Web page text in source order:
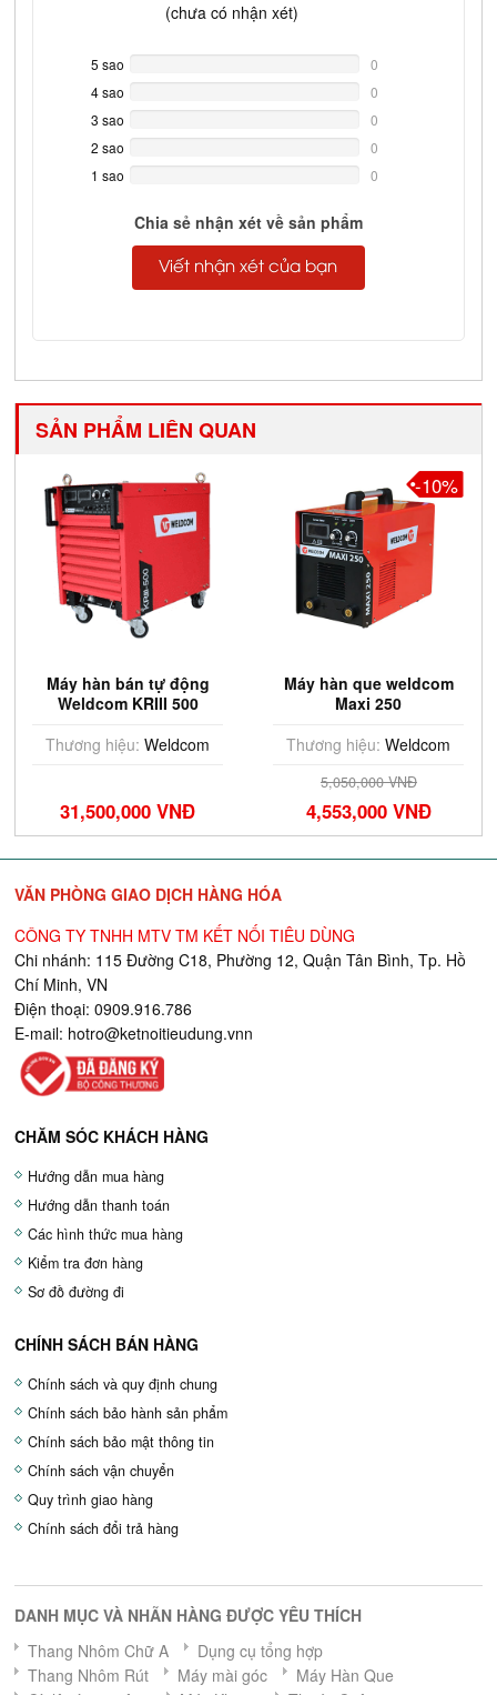
(chưa có nhận xét)
5 sao
Complete
0
4 sao
Complete
0
3 sao
Complete
0
2 sao
Complete
0
1 sao
0
Chia sẻ nhận xét về sản phẩm
Viết nhận xét của bạn
SẢN PHẨM LIÊN QUAN
Máy hàn bán tự động
Weldcom KRIII 500
Thương hiệu: Weldcom
31,500,000 VNĐ
Máy hàn que weldcom
Maxi 250
Thương hiệu: Weldcom
5,050,000 VNĐ
4,553,000 VNĐ
-10%
VĂN PHÒNG GIAO DỊCH HÀNG HÓA
CÔNG TY TNHH MTV TM KẾT NỐI TIÊU DÙNG
Chi nhánh: 115 Đường C18, Phường 12, Quận Tân Bình, Tp. Hồ
Chí Minh, VN
Điện thoại: 0909.916.786
E-mail: hotro@ketnoitieudung.vnn
CHĂM SÓC KHÁCH HÀNG
Hướng dẫn mua hàng
Hướng dẫn thanh toán
Các hình thức mua hàng
Kiểm tra đơn hàng
Sơ đồ đường đi
CHÍNH SÁCH BÁN HÀNG
Chính sách và quy định chung
Chính sách bảo hành sản phẩm
Chính sách bảo mật thông tin
Chính sách vận chuyển
Quy trình giao hàng
Chính sách đổi trả hàng
DANH MỤC VÀ NHÃN HÀNG ĐƯỢC YÊU THÍCH
Thang Nhôm Chữ A
Dụng cụ tổng hợp
Thang Nhôm Rút
Máy mài góc
Máy Hàn Que